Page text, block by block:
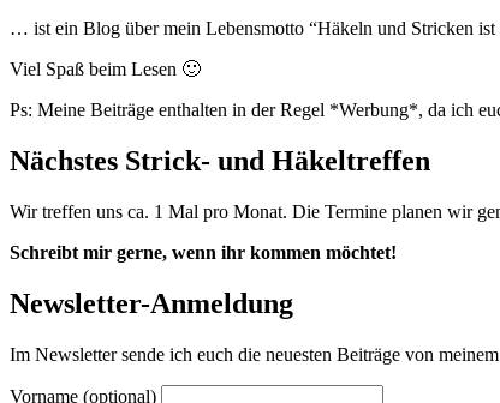
… ist ein Blog über mein Lebensmotto “Häkeln und Stricken
Viel Spaß beim Lesen 🙂
Ps: Meine Beiträge enthalten in der Regel *Werbung*, da ich
Nächstes Strick- und Häkeltreffen
Wir treffen uns ca. 1 Mal pro Monat. Die Termine planen wir
Schreibt mir gerne, wenn ihr kommen möchtet!
Newsletter-Anmeldung
Im Newsletter sende ich euch die neuesten Beiträge von
Vorname (optional)